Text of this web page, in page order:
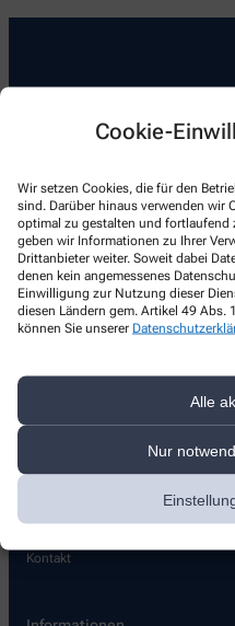
Cookie-
Wir setzen Cookies, die für den
sind. Darüber hinaus verwenden wir
optimal zu gestalten und fortlaufend
geben wir Informationen zu Ihrer
Drittanbieter weiter. Soweit dabei
denen kein angemessenes
Einwilligung zur Nutzung dieser
diesen Ländern gem. Artikel 49 Abs.
können Sie unserer
Alle
Nur
Löwen Apotheke
Westfalenstr. 69, 45661
+49-2361/6 58 14 50
+49-2361/6 58 14 52
info@apo-loewen.de
Über uns
Pharmazeutische Dienstleistungen
Bonussystem
Kontakt